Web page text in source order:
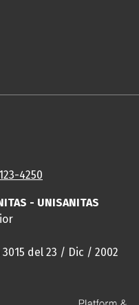
4250
- UNISANITAS
del 23 / Dic / 2002